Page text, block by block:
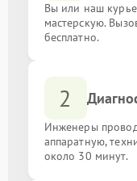
Замена мультиконтроллера
Замена контроллеров
Замена чипов
Ремонт цепи питания
Вы или наш
мастерскую.
бесплатно.
2
Инженеры
аппаратную,
около 30 минут.